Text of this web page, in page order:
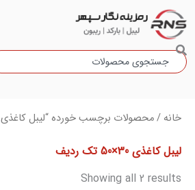
پرش
محتوا
جستجو
خانه / محصولات برچسب خورده “لیبل کاغذی 30×50 تک ردیف”
لیبل کاغذی 30×50 تک ردیف
Showing all 2 results
Sorted
by